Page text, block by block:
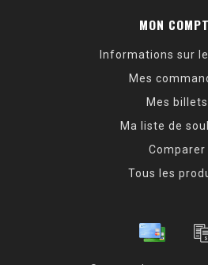
MON
Informations sur
Mes
Mes billets
Ma liste de
Comparer
Tous les